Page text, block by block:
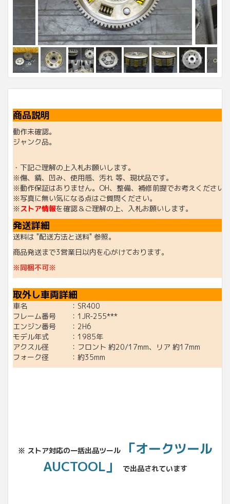
商品説明
動作未確認。
ジャンク品。
・下記ご理解の上入札お願いします。
※傷、錆、凹み、使用感、汚れ 等、現状品です。
※動作保証はありません。OH、整備、補修前提でお考えください
※写真に無い気になる点はご質問ください。
※ストア情報を確認＆ご理解の上、入札お願いします。
発送詳細
送料は "配送方法と送料" 参照。
商品発送まで3営業日以内を心がけております。
※同梱不可※
取外し車両詳細
車名 ：SR400
フレーム番号 ：1JR-255***
エンジン番号 ：2H6
モデル年式 ：1985年
アクスル径 ：フロント 約20/17mm、リア 約17mm
フォーク径 ：約35mm
※ ストア対応の一括出品ツール
「オークツール
AUCTOOL」
で出品されています